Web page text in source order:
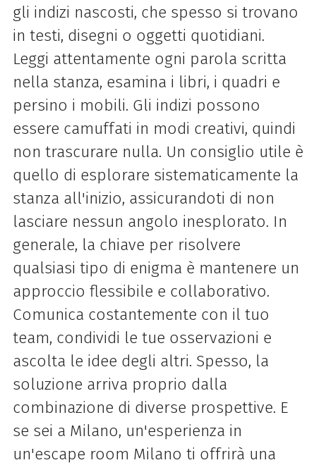
gli indizi nascosti, che spesso si trovano
in testi, disegni o oggetti quotidiani.
Leggi attentamente ogni parola scritta
nella stanza, esamina i libri, i quadri e
persino i mobili. Gli indizi possono
essere camuffati in modi creativi, quindi
non trascurare nulla. Un consiglio utile è
quello di esplorare sistematicamente la
stanza all'inizio, assicurandoti di non
lasciare nessun angolo inesplorato. In
generale, la chiave per risolvere
qualsiasi tipo di enigma è mantenere un
approccio flessibile e collaborativo.
Comunica costantemente con il tuo
team, condividi le tue osservazioni e
ascolta le idee degli altri. Spesso, la
soluzione arriva proprio dalla
combinazione di diverse prospettive. E
se sei a Milano, un'esperienza in
un'escape room Milano ti offrirà una